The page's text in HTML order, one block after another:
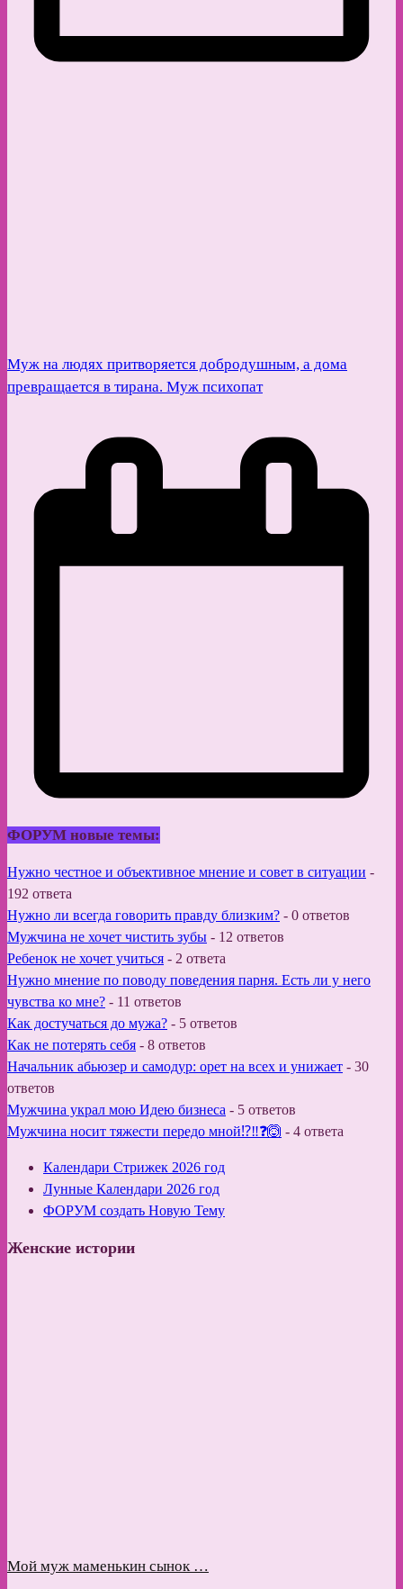
Муж на людях притворяется добродушным, а дома
превращается в тирана. Муж психопат
ФОРУМ новые темы:
Нужно честное и объективное мнение и совет в ситуации -
192 ответа
Нужно ли всегда говорить правду близким? - 0 ответов
Мужчина не хочет чистить зубы - 12 ответов
Ребенок не хочет учиться - 2 ответа
Нужно мнение по поводу поведения парня. Есть ли у него
чувства ко мне? - 11 ответов
Как достучаться до мужа? - 5 ответов
Как не потерять себя - 8 ответов
Начальник абьюзер и самодур: орет на всех и унижает - 30
ответов
Мужчина украл мою Идею бизнеса - 5 ответов
Мужчина носит тяжести передо мной⁉️‼️❓🙆 - 4 ответа
Календари Стрижек 2026 год
Лунные Календари 2026 год
ФОРУМ создать Новую Тему
Женские истории
Мой муж маменькин сынок …